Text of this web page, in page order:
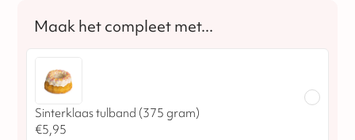
Sinterklaas tulband (375 gram)
€5,95